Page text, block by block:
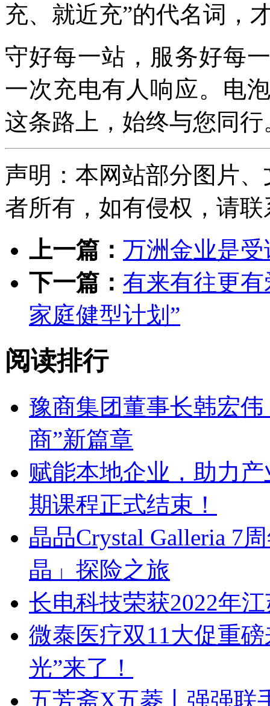
充、就近充”的代名词，
守好每一站，服务好每
一次充电有人响应。电
这条路上，始终与您同行
声明：本网站部分图片
者所有，如有侵权，请联
上一篇： 万洲金业是
下一篇： 有来有往更
家庭健型计划”
阅读排行
豫商集团董事长韩宏
商”新篇章
赋能本地企业，助力
期课程正式结束！
晶品Crystal Galleria 7
晶」探险之旅
长电科技荣获2022年
微泰医疗双11大促重
光”来了！
五芳斋X五菱丨强强联